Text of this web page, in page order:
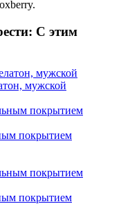
С этим
мужской
покрытием
покрытием